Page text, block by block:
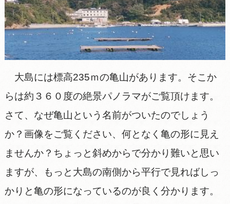
大島には標高235ｍの亀山があります。そこか
らは約３６０度の絶景パノラマがご覧頂けます。
さて、なぜ亀山という名前がついたのでしょう
か？画像をご覧ください、何となく亀の形に見え
ませんか？ちょっと斜めからで分かり難いと思い
ますが、もっと大島の南側から平行で見ればしっ
かりと亀の形になっているのが良く分かります。